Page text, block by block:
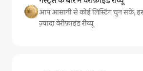
आप आसानी से कोई लिस्टिंग चुन सकें,
ज़्यादा वेरीफ़ाइड रीव्यू